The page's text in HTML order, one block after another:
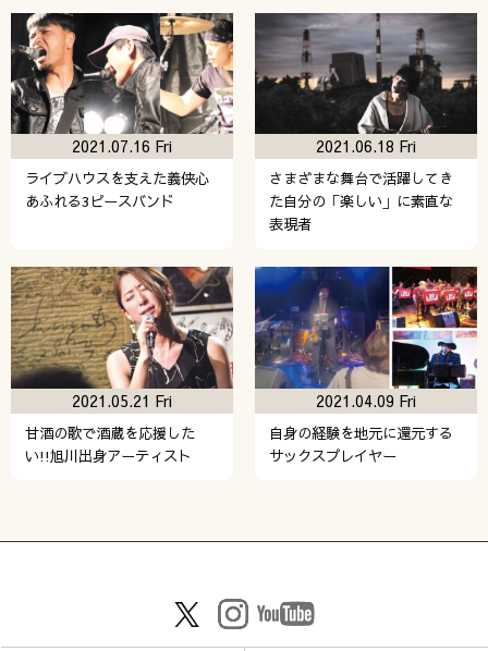
ライブハウスを支えた義侠心
あふれる3ピースバンド
2021.07.16 Fri
さまざまな舞台で活躍してき
た自分の「楽しい」に素直な
表現者
2021.06.18 Fri
甘酒の歌で酒蔵を応援した
い!!旭川出身アーティスト
2021.05.21 Fri
自身の経験を地元に還元する
サックスプレイヤー
2021.04.09 Fri